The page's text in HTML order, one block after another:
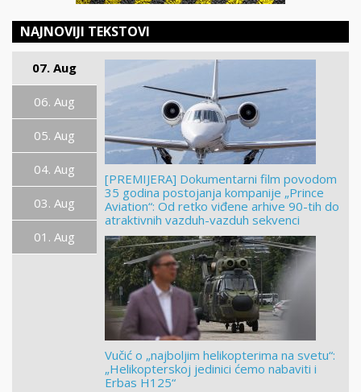
NAJNOVIJI TEKSTOVI
07. Aug
06. Aug
05. Aug
04. Aug
03. Aug
01. Aug
[PREMIJERA] Dokumentarni film povodom
35 godina postojanja kompanije „Prince
Aviation“: Od retko viđene arhive 90-tih do
atraktivnih vazduh-vazduh sekvenci
Vučić o „najboljim helikopterima na svetu“:
„Helikopterskoj jedinici ćemo nabaviti i
Erbas H125“